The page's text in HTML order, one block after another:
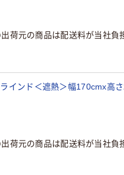
出荷元の商品は配送料が当社負
インド＜遮熱＞幅170cmx高
出荷元の商品は配送料が当社負